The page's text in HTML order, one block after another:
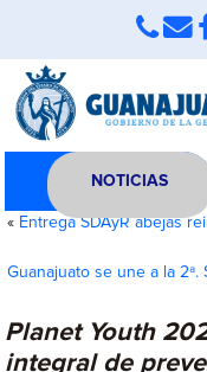
NOTICIAS
« Entrega SDAyR abejas
Guanajuato se une a la 2ª.
Planet Youth
integral de